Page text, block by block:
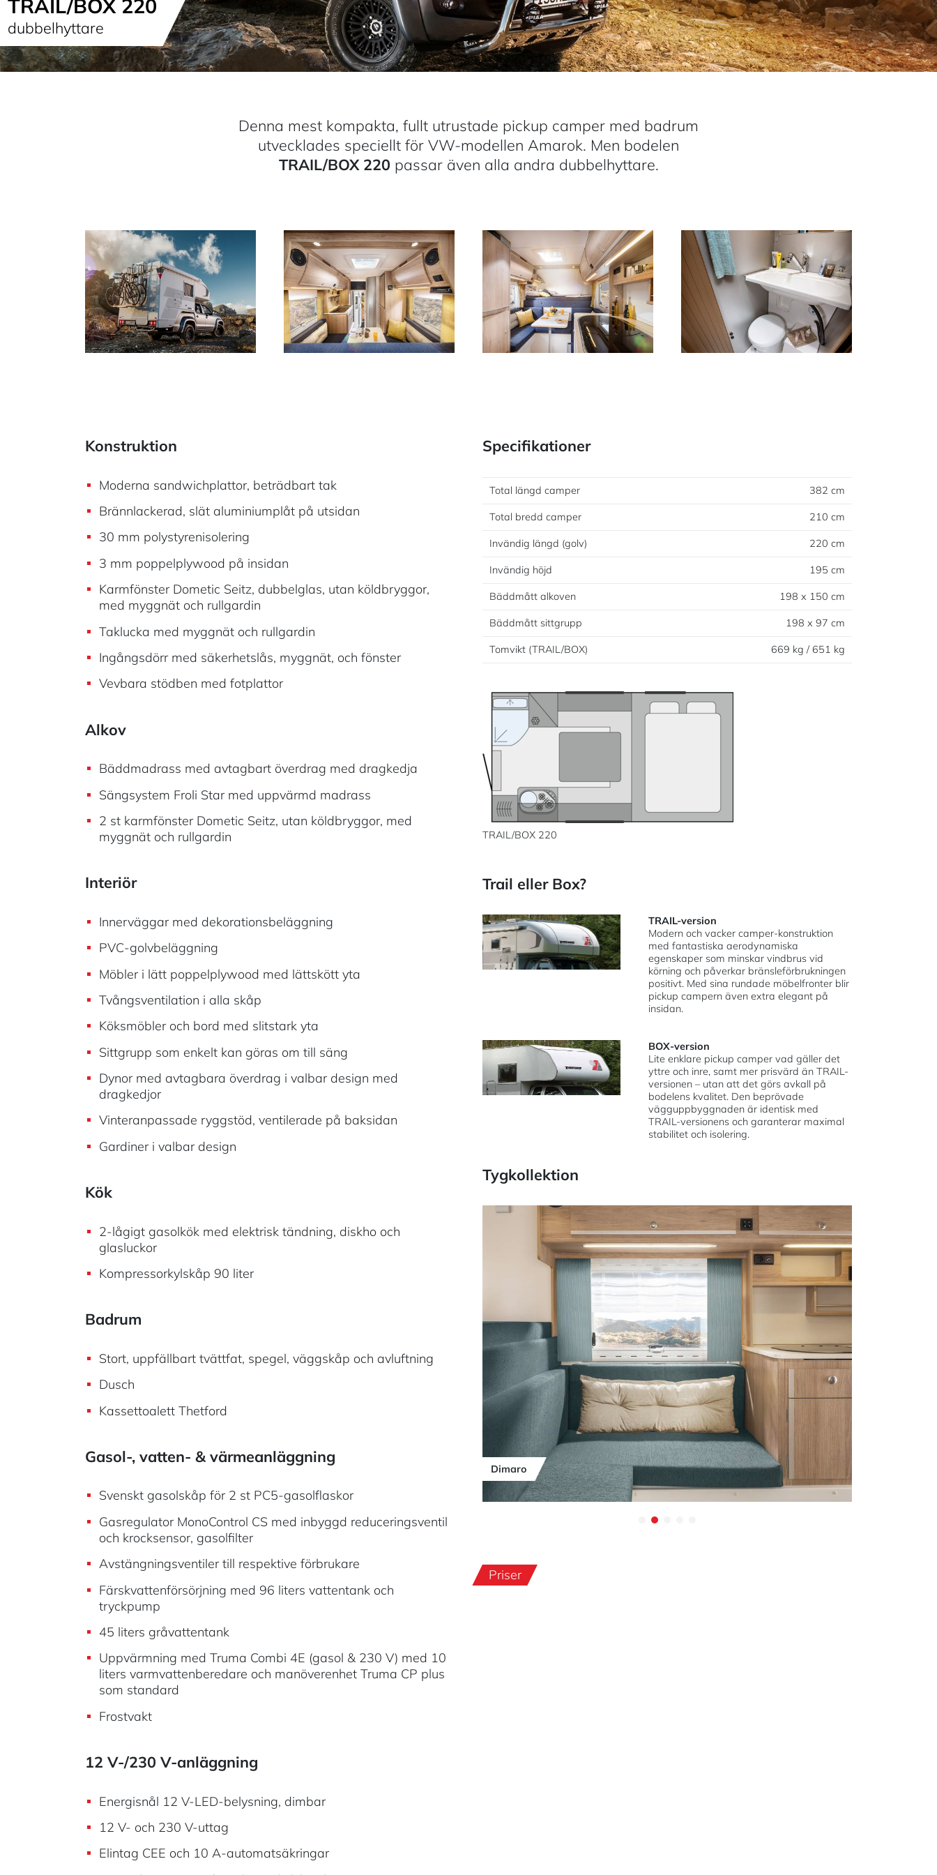
TRAIL/BOX 220
dubbelhyttare
Denna mest kompakta, fullt utrustade pickup camper med badrum
utvecklades speciellt för VW-modellen Amarok. Men bodelen
TRAIL/BOX 220 passar även alla andra dubbelhyttare.
Konstruktion
Moderna sandwichplattor, beträdbart tak
Brännlackerad, slät aluminiumplåt på utsidan
30 mm polystyrenisolering
3 mm poppelplywood på insidan
Karmfönster Dometic Seitz, dubbelglas, utan köldbryggor,
med myggnät och rullgardin
Taklucka med myggnät och rullgardin
Ingångsdörr med säkerhetslås, myggnät, och fönster
Vevbara stödben med fotplattor
Alkov
Bäddmadrass med avtagbart överdrag med dragkedja
Sängsystem Froli Star med uppvärmd madrass
2 st karmfönster Dometic Seitz, utan köldbryggor, med
myggnät och rullgardin
Interiör
Innerväggar med dekorationsbeläggning
PVC-golvbeläggning
Möbler i lätt poppelplywood med lättskött yta
Tvångsventilation i alla skåp
Köksmöbler och bord med slitstark yta
Sittgrupp som enkelt kan göras om till säng
Dynor med avtagbara överdrag i valbar design med
dragkedjor
Vinteranpassade ryggstöd, ventilerade på baksidan
Gardiner i valbar design
Kök
2-lågigt gasolkök med elektrisk tändning, diskho och
glasluckor
Kompressorkylskåp 90 liter
Badrum
Stort, uppfällbart tvättfat, spegel, väggskåp och avluftning
Dusch
Kassettoalett Thetford
Gasol-, vatten- & värmeanläggning
Svenskt gasolskåp för 2 st PC5-gasolflaskor
Gasregulator MonoControl CS med inbyggd reduceringsventil
och krocksensor, gasolfilter
Avstängningsventiler till respektive förbrukare
Färskvattenförsörjning med 96 liters vattentank och
tryckpump
45 liters gråvattentank
Uppvärmning med Truma Combi 4E (gasol & 230 V) med 10
liters varmvattenberedare och manöverenhet Truma CP plus
som standard
Frostvakt
12 V-/230 V-anläggning
Energisnål 12 V-LED-belysning, dimbar
12 V- och 230 V-uttag
Elintag CEE och 10 A-automatsäkringar
Specifikationer
Total längd camper 382 cm
Total bredd camper 210 cm
Invändig längd (golv) 220 cm
Invändig höjd 195 cm
Bäddmått alkoven 198 x 150 cm
Bäddmått sittgrupp 198 x 97 cm
Tomvikt (TRAIL/BOX) 669 kg / 651 kg
TRAIL/BOX 220
Trail eller Box?
TRAIL-version
Modern och vacker camper-konstruktion
med fantastiska aerodynamiska
egenskaper som minskar vindbrus vid
körning och påverkar bränsleförbrukningen
positivt. Med sina rundade möbelfronter blir
pickup campern även extra elegant på
insidan.
BOX-version
Lite enklare pickup camper vad gäller det
yttre och inre, samt mer prisvärd än TRAIL-
versionen – utan att det görs avkall på
bodelens kvalitet. Den beprövade
vägguppbyggnaden är identisk med
TRAIL-versionens och garanterar maximal
stabilitet och isolering.
Tygkollektion
Delio
Dimaro
Lagona
Limea
Savaro
Priser